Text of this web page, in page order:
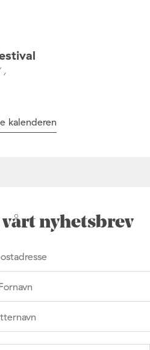
,
kalenderen
nyhetsbrev